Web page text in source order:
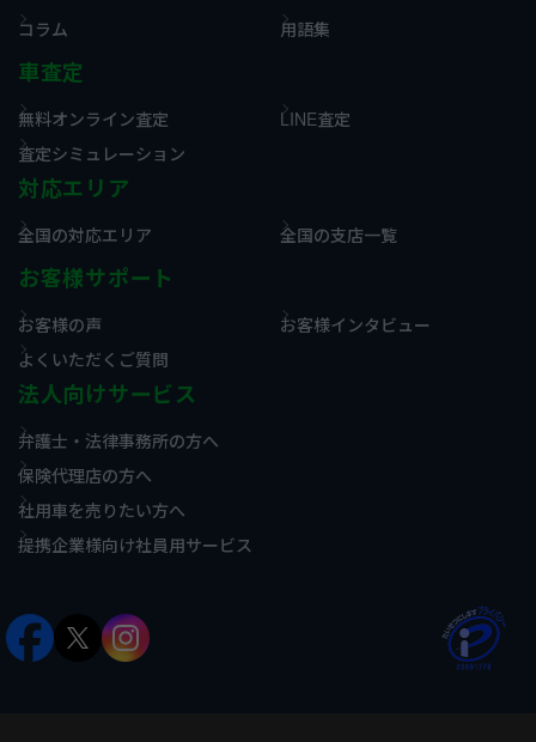
コラム 用語集
車査定
無料オンライン査定
LINE査定
査定シミュレーション
対応エリア
全国の対応エリア 全国の支店一覧
お客様サポート
お客様の声
お客様インタビュー
よくいただくご質問
法人向けサービス
弁護士・法律事務所の方へ
保険代理店の方へ
社用車を売りたい方へ
提携企業様向け社員用サービス